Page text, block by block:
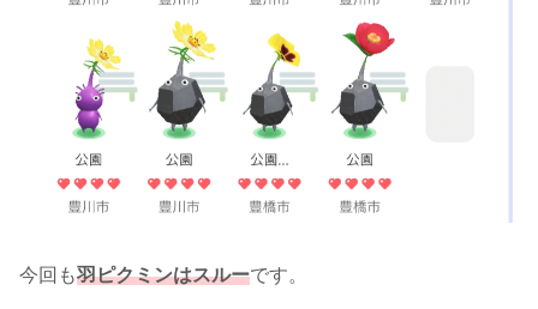
今回も羽ピクミンはスルーです。